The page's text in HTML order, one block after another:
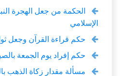
الحكمة من جعل الهجرة
الإسلامي
حكم قراءة القرآن وجعل
حكم إفراد يوم الجمعة
مسألة مقدار زكاة الذهب